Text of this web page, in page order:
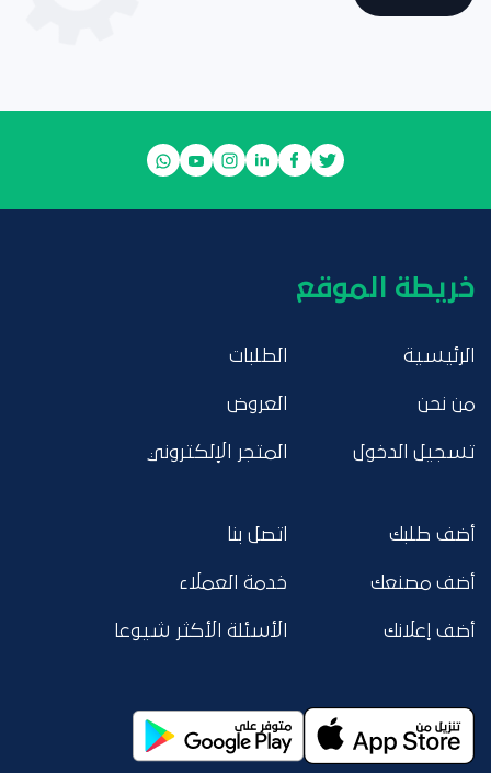
خريطة الموقع
الرئيسية
من نحن
تسجيل الدخول
الطلبات
العروض
المتجر الإلكتروني
أضف طلبك
أضف مصنعك
أضف إعلانك
اتصل بنا
خدمة العملاء
الأسئلة الأكثر شيوعا